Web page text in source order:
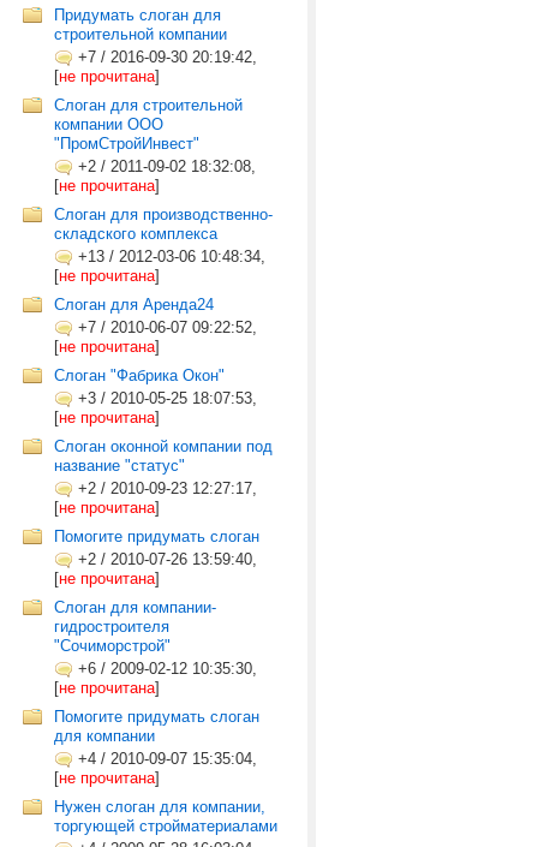
Придумать слоган для
строительной компании
+7 / 2016-09-30 20:19:42,
[не прочитана]
Слоган для строительной
компании ООО
"ПромСтройИнвест"
+2 / 2011-09-02 18:32:08,
[не прочитана]
Слоган для производственно-
складского комплекса
+13 / 2012-03-06 10:48:34,
[не прочитана]
Слоган для Аренда24
+7 / 2010-06-07 09:22:52,
[не прочитана]
Слоган "Фабрика Окон"
+3 / 2010-05-25 18:07:53,
[не прочитана]
Слоган оконной компании под
название "статус"
+2 / 2010-09-23 12:27:17,
[не прочитана]
Помогите придумать слоган
+2 / 2010-07-26 13:59:40,
[не прочитана]
Слоган для компании-
гидростроителя
"Сочиморстрой"
+6 / 2009-02-12 10:35:30,
[не прочитана]
Помогите придумать слоган
для компании
+4 / 2010-09-07 15:35:04,
[не прочитана]
Нужен слоган для компании,
торгующей стройматериалами